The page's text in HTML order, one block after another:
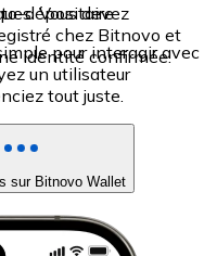
Vous devez
chez Bitnovo et
identité confirmée.
dépositaire
pour interagir avec
un utilisateur
tout juste.
sur Bitnovo Wallet